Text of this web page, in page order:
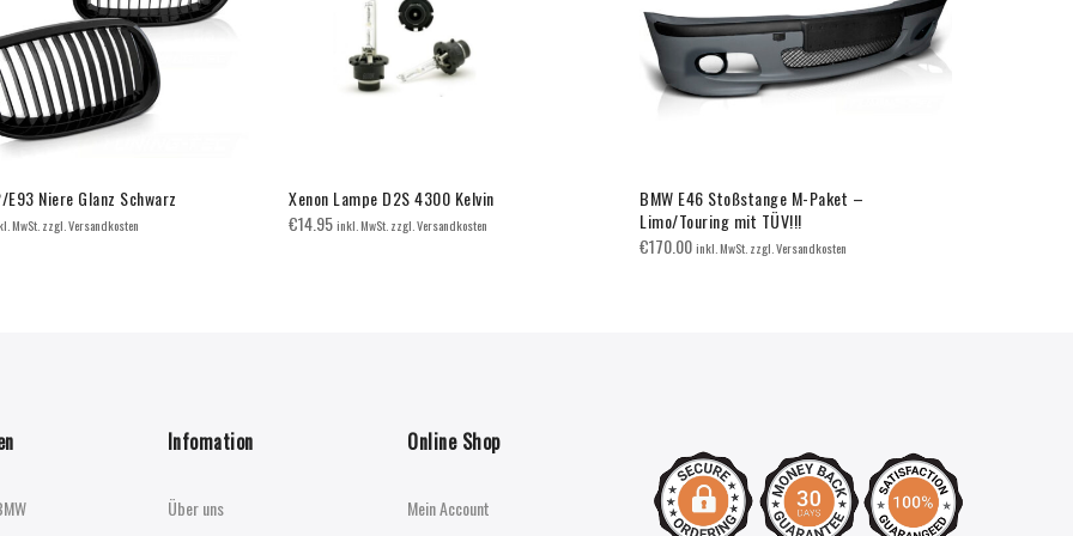
E93 Niere Glanz Schwarz
MwSt. zzgl. Versandkosten
Xenon Lampe D2S 4300 Kelvin
€14.95inkl. MwSt. zzgl. Versandkosten
BMW E46 Stoßstange M-Paket –
Limo/Touring mit TÜV!!!
€170.00inkl. MwSt. zzgl. Versandkosten
Infomation
Über uns
Online Shop
Mein Account